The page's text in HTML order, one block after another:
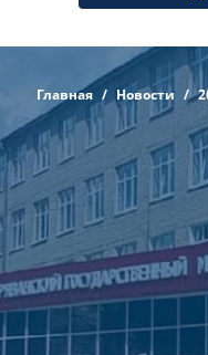
Главная Новости